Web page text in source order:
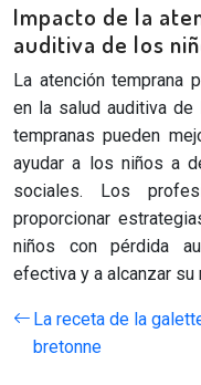
Impacto de la
auditiva de los
La atención temprana
en la salud auditiva de
tempranas pueden
ayudar a los niños a
sociales. Los
proporcionar
niños con pérdida
efectiva y a alcanzar su
La receta de la
bretonne